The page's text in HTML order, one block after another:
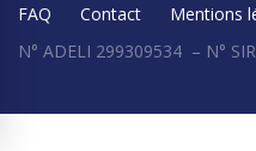
FAQ Contact Mentions
N° ADELI 299309534 – N°